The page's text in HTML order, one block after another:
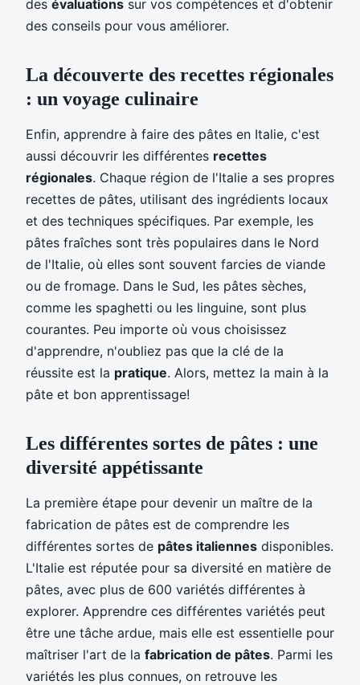
des évaluations sur vos compétences et d'obtenir
des conseils pour vous améliorer.
La découverte des recettes régionales
: un voyage culinaire
Enfin, apprendre à faire des pâtes en Italie, c'est
aussi découvrir les différentes recettes
régionales. Chaque région de l'Italie a ses propres
recettes de pâtes, utilisant des ingrédients locaux
et des techniques spécifiques. Par exemple, les
pâtes fraîches sont très populaires dans le Nord
de l'Italie, où elles sont souvent farcies de viande
ou de fromage. Dans le Sud, les pâtes sèches,
comme les spaghetti ou les linguine, sont plus
courantes. Peu importe où vous choisissez
d'apprendre, n'oubliez pas que la clé de la
réussite est la pratique. Alors, mettez la main à la
pâte et bon apprentissage!
Les différentes sortes de pâtes : une
diversité appétissante
La première étape pour devenir un maître de la
fabrication de pâtes est de comprendre les
différentes sortes de pâtes italiennes disponibles.
L'Italie est réputée pour sa diversité en matière de
pâtes, avec plus de 600 variétés différentes à
explorer. Apprendre ces différentes variétés peut
être une tâche ardue, mais elle est essentielle pour
maîtriser l'art de la fabrication de pâtes. Parmi les
variétés les plus connues, on retrouve les